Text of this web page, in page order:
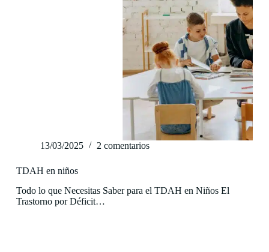
13/03/2025 2 comentarios
TDAH en niños
Todo lo que Necesitas Saber para el TDAH en Niños El
Trastorno por Déficit…